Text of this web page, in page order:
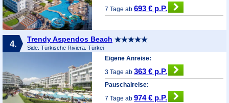
7 Tage ab693 € p.P.
4. Trendy Aspendos Beach
Side, Türkische Riviera, Türkei
Eigene Anreise:
3 Tage ab363 € p.P.
Pauschalreise:
7 Tage ab974 € p.P.